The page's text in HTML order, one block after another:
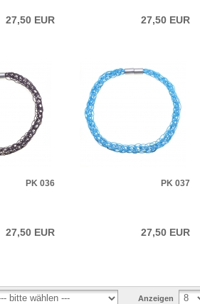
27,50 EUR 27,50 EUR
PK 036
27,50 EUR
PK 037
27,50 EUR
Anzeigen